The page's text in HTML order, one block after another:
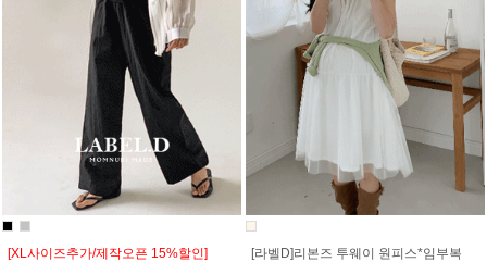
[XL사이즈추가/제작오픈 15%할인]
[라벨D]리본즈 투웨이 원피스*임부복